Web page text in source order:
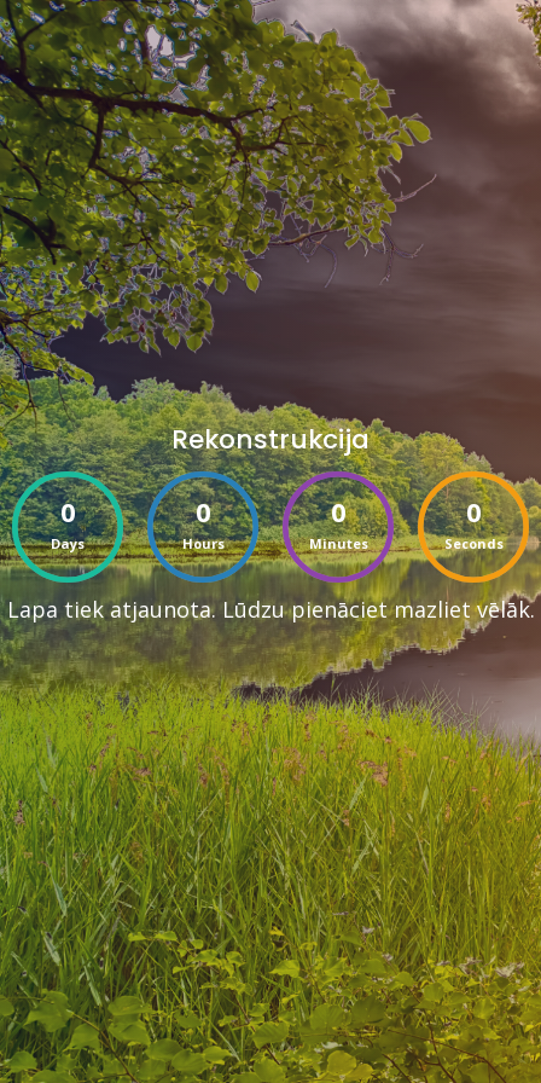
Rekonstrukcija
0
Days
0
Hours
0
Minutes
0
Seconds
Lapa tiek atjaunota. Lūdzu pienāciet mazliet vēlāk.